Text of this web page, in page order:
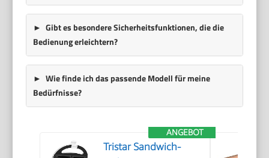
Gibt es besondere Sicherheitsfunktionen, die die
Bedienung erleichtern?
Wie finde ich das passende Modell für meine
Bedürfnisse?
ANGEBOT
Tristar Sandwich-